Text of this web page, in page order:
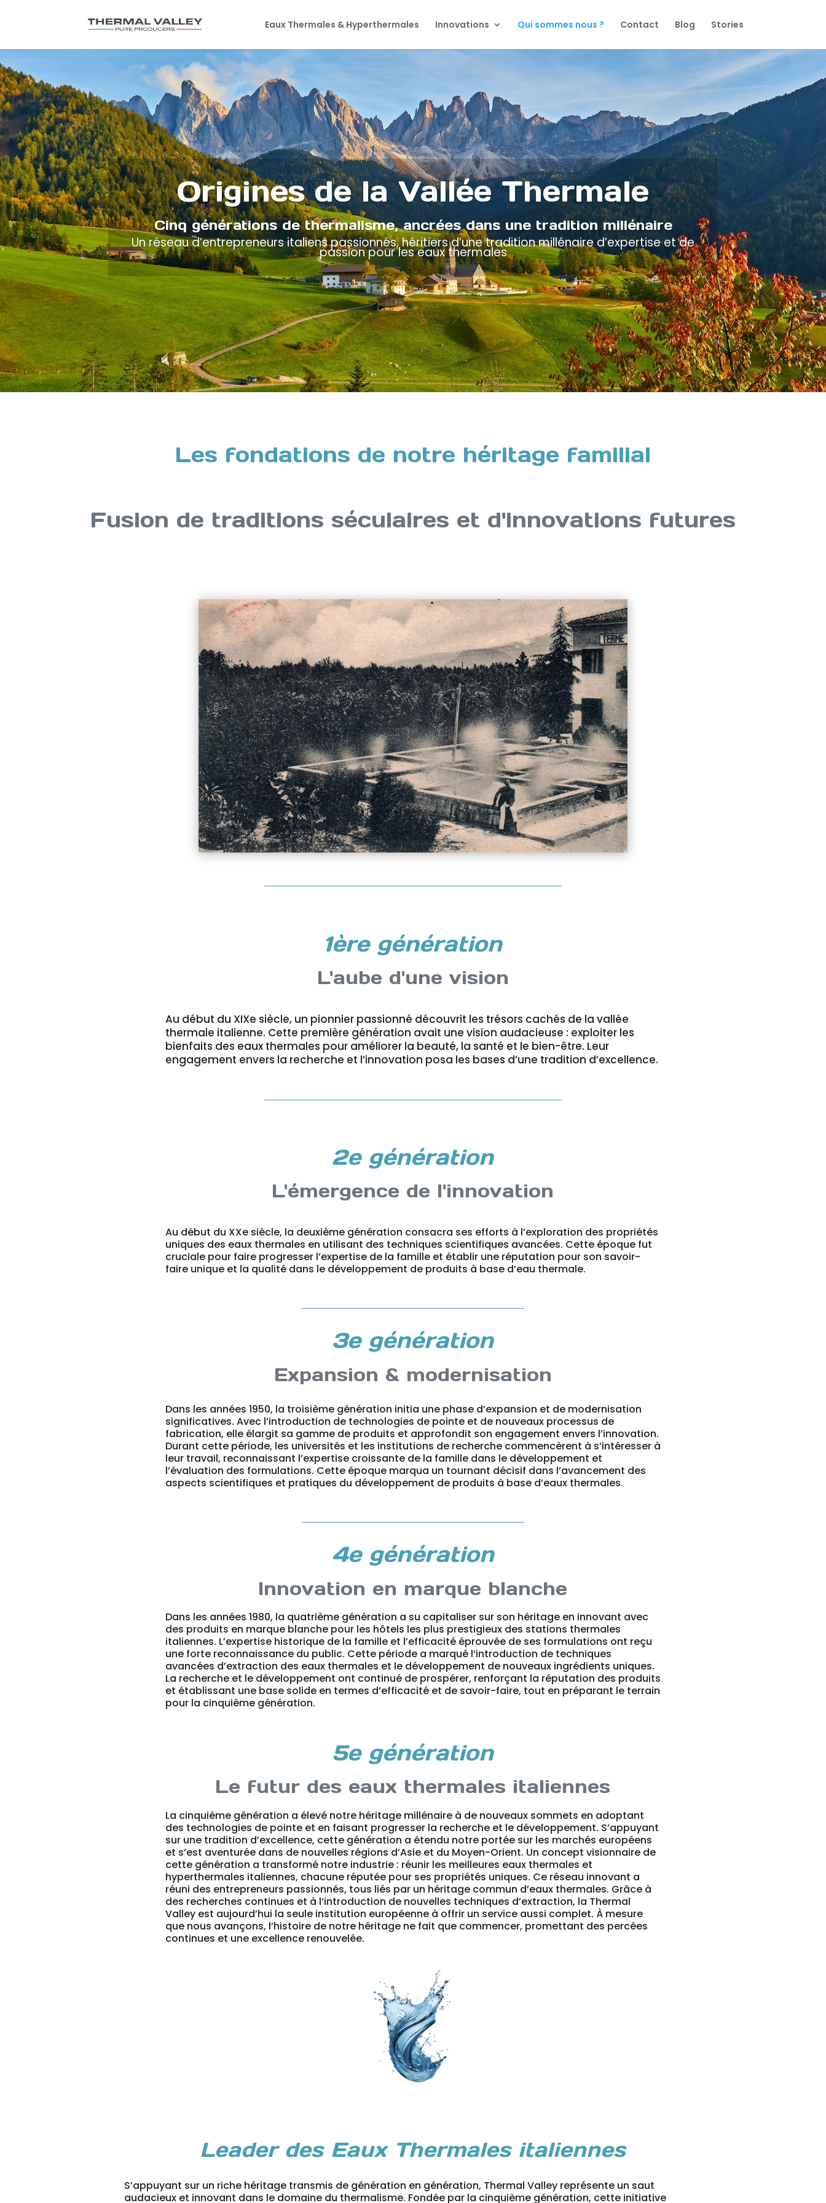
Eaux Thermales & Hyperthermales Innovations Qui sommes nous ? Contact Blog Stories
Origines de la Vallée Thermale
Cinq générations de thermalisme, ancrées dans une tradition millénaire
Un réseau d’entrepreneurs italiens passionnés, héritiers d’une tradition millénaire d’expertise et de
passion pour les eaux thermales
Les fondations de notre héritage familial
Fusion de traditions séculaires et d'innovations futures
1ère génération
L'aube d'une vision
Au début du XIXe siècle, un pionnier passionné découvrit les trésors cachés de la vallée
thermale italienne. Cette première génération avait une vision audacieuse : exploiter les
bienfaits des eaux thermales pour améliorer la beauté, la santé et le bien-être. Leur
engagement envers la recherche et l’innovation posa les bases d’une tradition d’excellence.
2e génération
L'émergence de l'innovation
Au début du XXe siècle, la deuxième génération consacra ses efforts à l’exploration des propriétés
uniques des eaux thermales en utilisant des techniques scientifiques avancées. Cette époque fut
cruciale pour faire progresser l’expertise de la famille et établir une réputation pour son savoir-
faire unique et la qualité dans le développement de produits à base d’eau thermale.
3e génération
Expansion & modernisation
Dans les années 1950, la troisième génération initia une phase d’expansion et de modernisation
significatives. Avec l’introduction de technologies de pointe et de nouveaux processus de
fabrication, elle élargit sa gamme de produits et approfondit son engagement envers l’innovation.
Durant cette période, les universités et les institutions de recherche commencèrent à s’intéresser à
leur travail, reconnaissant l’expertise croissante de la famille dans le développement et
l’évaluation des formulations. Cette époque marqua un tournant décisif dans l’avancement des
aspects scientifiques et pratiques du développement de produits à base d’eaux thermales.
4e génération
Innovation en marque blanche
Dans les années 1980, la quatrième génération a su capitaliser sur son héritage en innovant avec
des produits en marque blanche pour les hôtels les plus prestigieux des stations thermales
italiennes. L’expertise historique de la famille et l’efficacité éprouvée de ses formulations ont reçu
une forte reconnaissance du public. Cette période a marqué l’introduction de techniques
avancées d’extraction des eaux thermales et le développement de nouveaux ingrédients uniques.
La recherche et le développement ont continué de prospérer, renforçant la réputation des produits
et établissant une base solide en termes d’efficacité et de savoir-faire, tout en préparant le terrain
pour la cinquième génération.
5e génération
Le futur des eaux thermales italiennes
La cinquième génération a élevé notre héritage millénaire à de nouveaux sommets en adoptant
des technologies de pointe et en faisant progresser la recherche et le développement. S’appuyant
sur une tradition d’excellence, cette génération a étendu notre portée sur les marchés européens
et s’est aventurée dans de nouvelles régions d’Asie et du Moyen-Orient. Un concept visionnaire de
cette génération a transformé notre industrie : réunir les meilleures eaux thermales et
hyperthermales italiennes, chacune réputée pour ses propriétés uniques. Ce réseau innovant a
réuni des entrepreneurs passionnés, tous liés par un héritage commun d’eaux thermales. Grâce à
des recherches continues et à l’introduction de nouvelles techniques d’extraction, la Thermal
Valley est aujourd’hui la seule institution européenne à offrir un service aussi complet. À mesure
que nous avançons, l’histoire de notre héritage ne fait que commencer, promettant des percées
continues et une excellence renouvelée.
Leader des Eaux Thermales italiennes
S’appuyant sur un riche héritage transmis de génération en génération, Thermal Valley représente un saut
audacieux et innovant dans le domaine du thermalisme. Fondée par la cinquième génération, cette initiative